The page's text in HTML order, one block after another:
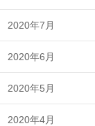
2020年7月
2020年6月
2020年5月
2020年4月